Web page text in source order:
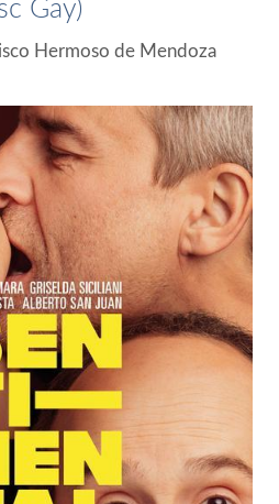
Gay)
Hermoso de Mendoza